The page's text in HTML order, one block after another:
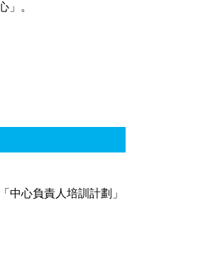
」。
中心負責人培訓計劃」